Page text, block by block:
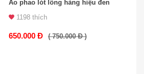
Áo phao lót lông hàng hiệu đen
1198 thích
650.000 Đ ( 750.000 Đ )